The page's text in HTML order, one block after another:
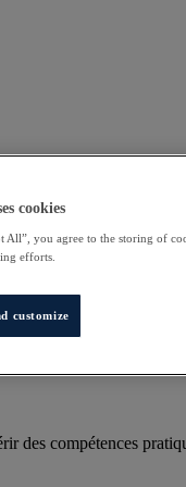
compétences
cookies
All”, you agree to the storing of
efforts.
customize